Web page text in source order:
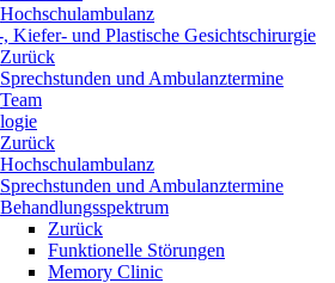
Hochschulambulanz
Kiefer- und Plastische Gesichtschirurgie
Zurück
Sprechstunden und Ambulanztermine
Team
Zurück
Hochschulambulanz
Sprechstunden und Ambulanztermine
Behandlungsspektrum
Zurück
Funktionelle Störungen
Memory Clinic